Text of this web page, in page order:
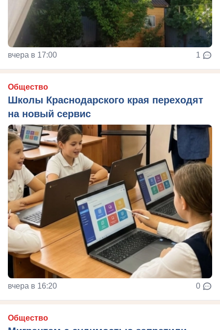
вчера в 17:00 1
Общество
Школы Краснодарского края переходят
на новый сервис
вчера в 16:20 0
Общество